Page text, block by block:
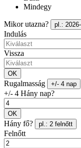
Mindegy
Mikor utazna? pl.:
Indulás
Vissza
OK
Rugalmasság +/- 4 nap
+/- 4 Hány nap?
OK
Hány fő? pl.: 2 felnőtt
Felnőtt